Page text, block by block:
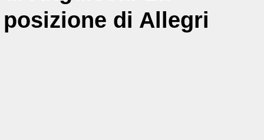
posizione di Allegri